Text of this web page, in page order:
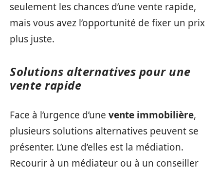
seulement les chances d’une vente rapide,
mais vous avez l’opportunité de fixer un prix
plus juste.
Solutions alternatives pour une
vente rapide
Face à l’urgence d’une vente immobilière,
plusieurs solutions alternatives peuvent se
présenter. L’une d’elles est la médiation.
Recourir à un médiateur ou à un conseiller